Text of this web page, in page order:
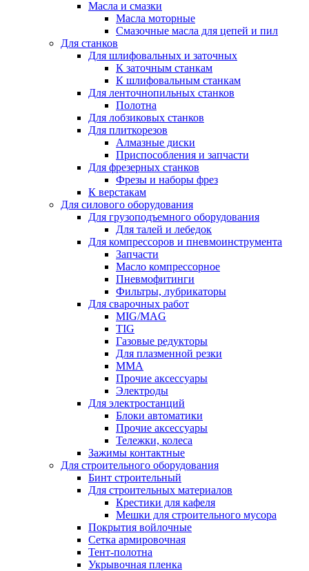
Масла и смазки
Масла моторные
Смазочные масла для цепей и пил
Для станков
Для шлифовальных и заточных
К заточным станкам
К шлифовальным станкам
Для ленточнопильных станков
Полотна
Для лобзиковых станков
Для плиткорезов
Алмазные диски
Приспособления и запчасти
Для фрезерных станков
Фрезы и наборы фрез
К верстакам
Для силового оборудования
Для грузоподъемного оборудования
Для талей и лебедок
Для компрессоров и пневмоинструмента
Запчасти
Масло компрессорное
Пневмофитинги
Фильтры, лубрикаторы
Для сварочных работ
MIG/MAG
TIG
Газовые редукторы
Для плазменной резки
ММА
Прочие аксессуары
Электроды
Для электростанций
Блоки автоматики
Прочие аксессуары
Тележки, колеса
Зажимы контактные
Для строительного оборудования
Бинт строительный
Для строительных материалов
Крестики для кафеля
Мешки для строительного мусора
Покрытия войлочные
Сетка армировочная
Тент-полотна
Укрывочная пленка